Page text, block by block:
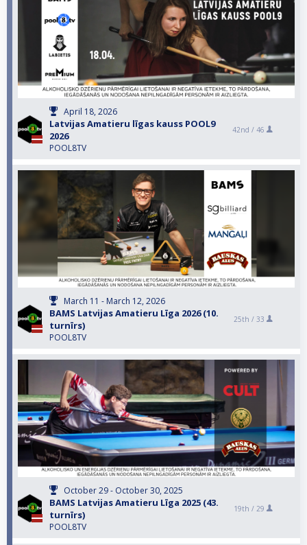
April 18, 2026
Latvijas Amatieru līgas kauss POOL9
2026
POOL8TV
42nd / 46
March 11 - March 12, 2026
BAMS Latvijas Amatieru Līga 2026 (10.
turnīrs)
POOL8TV
25th / 33
October 29 - October 30, 2025
BAMS Latvijas Amatieru Līga 2025 (43.
turnīrs)
POOL8TV
19th / 29